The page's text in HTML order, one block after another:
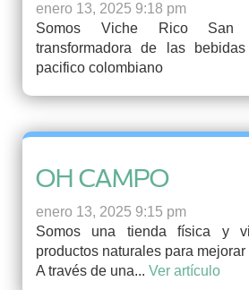
enero 13, 2025 9:18 pm
Somos Viche Rico San
transformadora de las
pacifico colombiano
OH CAMPO
enero 13, 2025 9:15 pm
Somos una tienda física y
productos naturales para
A través de una... Ver artículo